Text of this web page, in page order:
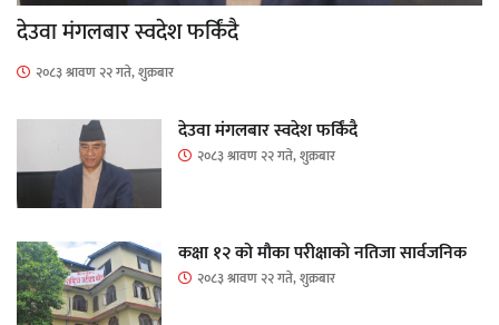
देउवा मंगलबार स्वदेश फर्किंदै
२०८३ श्रावण २२ गते, शुक्रबार
देउवा मंगलबार स्वदेश फर्किंदै
२०८३ श्रावण २२ गते, शुक्रबार
कक्षा १२ को मौका परीक्षाको नतिजा सार्वजनिक
२०८३ श्रावण २२ गते, शुक्रबार